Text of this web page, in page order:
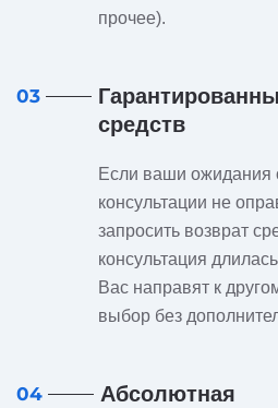
прочее).
03
средств
Если ваши ожидания
консультации не
запросить возврат
консультация
Вас направят к
выбор без
04
Абсолютная